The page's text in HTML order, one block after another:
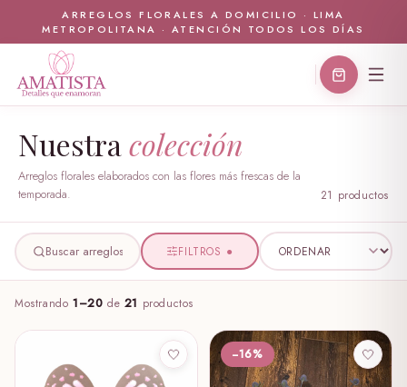
ARREGLOS FLORALES A DOMICILIO · LIMA
METROPOLITANA · ATENCIÓN TODOS LOS DÍAS
Nuestracolección
Arreglos florales elaborados con las flores más frescas de la
temporada.
21 productos
FILTROS ●
Mostrando 1–20 de 21 productos
🤍 −16% 🤍